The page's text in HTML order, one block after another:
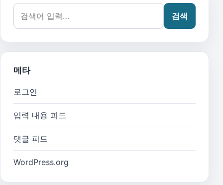
검색어:
검색
메타
로그인
입력 내용 피드
댓글 피드
WordPress.org